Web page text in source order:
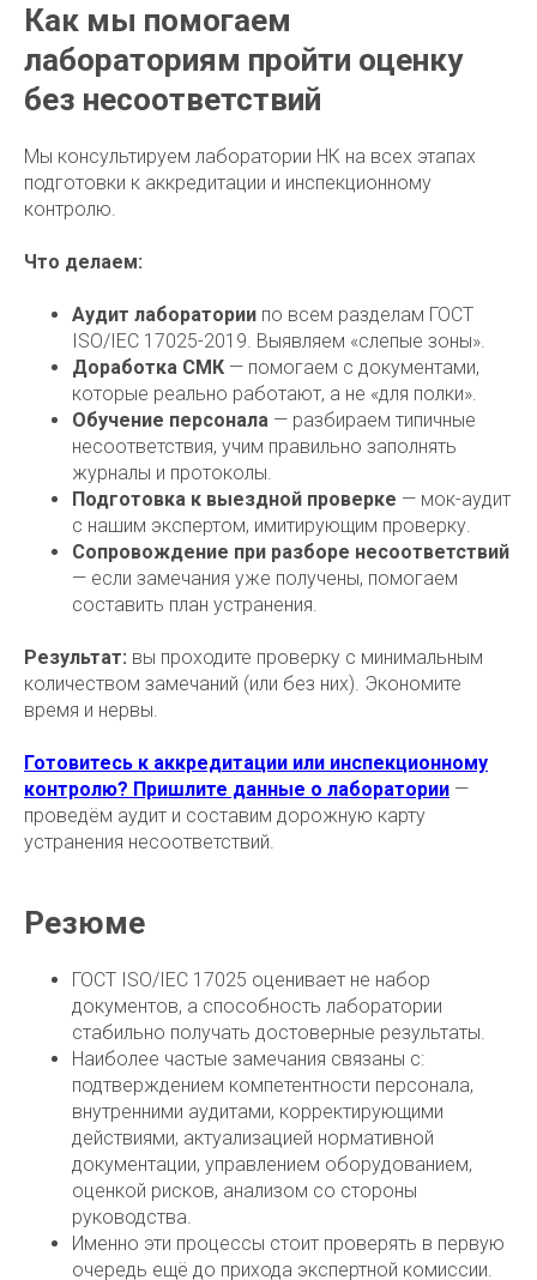
Как мы помогаем
лабораториям пройти оценку
без несоответствий
Мы консультируем лаборатории НК на всех этапах
подготовки к аккредитации и инспекционному
контролю.
Что делаем:
Аудит лаборатории по всем разделам ГОСТ
ISO/IEC 17025-2019. Выявляем «слепые зоны».
Доработка СМК — помогаем с документами,
которые реально работают, а не «для полки».
Обучение персонала — разбираем типичные
несоответствия, учим правильно заполнять
журналы и протоколы.
Подготовка к выездной проверке — мок-аудит
с нашим экспертом, имитирующим проверку.
Сопровождение при разборе несоответствий
— если замечания уже получены, помогаем
составить план устранения.
Результат: вы проходите проверку с минимальным
количеством замечаний (или без них). Экономите
время и нервы.
Готовитесь к аккредитации или инспекционному
контролю? Пришлите данные о лаборатории —
проведём аудит и составим дорожную карту
устранения несоответствий.
Резюме
ГОСТ ISO/IEC 17025 оценивает не набор
документов, а способность лаборатории
стабильно получать достоверные результаты.
Наиболее частые замечания связаны с:
подтверждением компетентности персонала,
внутренними аудитами, корректирующими
действиями, актуализацией нормативной
документации, управлением оборудованием,
оценкой рисков, анализом со стороны
руководства.
Именно эти процессы стоит проверять в первую
очередь ещё до прихода экспертной комиссии.